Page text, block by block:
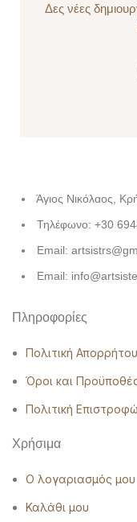
Δες νέες
Άγιος Νικόλαος,
Τηλέφωνο: +30
Email:
Email:
Πληροφορίες
Πολιτική Απορρήτου
Όροι και
Πολιτική
Χρήσιμα
Ο λογαριασμός μου
Καλάθι μου